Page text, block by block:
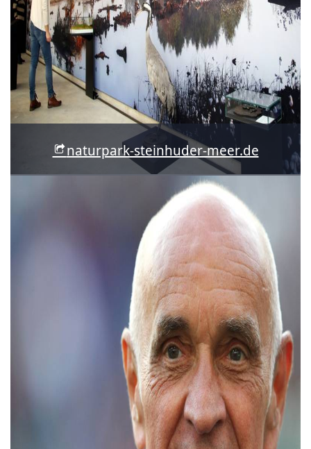
naturpark-steinhuder-meer.de